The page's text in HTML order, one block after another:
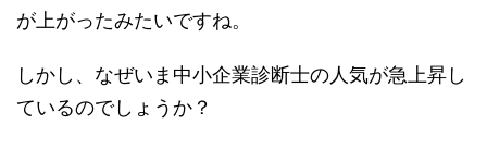
が上がったみたいですね。
しかし、なぜいま中小企業診断士の人気が急上昇し
ているのでしょうか？